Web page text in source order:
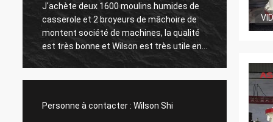
J'achète deux 1600 moulins humides de
casserole et 2 broyeurs de mâchoire de
montent société de machines, la qualité
est très bonne et Wilson est très utile en
m'aidant tout l'appui techinical. Nous
Personne à contacter : Wilson Shi